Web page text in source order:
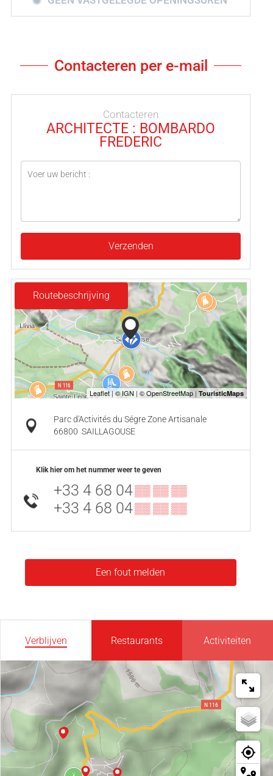
Contacteren per e-mail
Contacteren
ARCHITECTE : BOMBARDO
FREDERIC
Verzenden
Routebeschrijving
Parc d'Activités du Ségre Zone Artisanale
66800 SAILLAGOUSE
Klik hier om het nummer weer te geven
+33 4 68 04▒▒ ▒▒ ▒▒
+33 4 68 04▒▒ ▒▒ ▒▒
Een fout melden
Verblijven Restaurants Activiteiten